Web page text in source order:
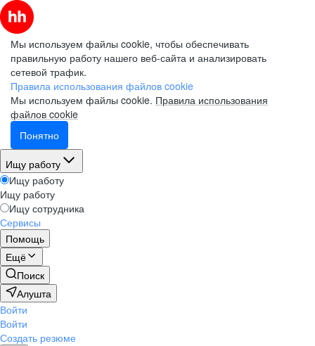
Мы используем файлы cookie, чтобы обеспечивать
правильную работу нашего веб-сайта и анализировать
сетевой трафик.
Правила использования файлов cookie
Мы используем файлы cookie. Правила использования
файлов cookie
Понятно
Ищу работу
Ищу работу
Ищу работу
Ищу сотрудника
Сервисы
Помощь
Ещё
Поиск
Алушта
Войти
Войти
Создать резюме